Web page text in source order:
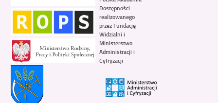
Dostępności
realizowanego
przez Fundację
Widzialni i
Ministerstwo
Administracji i
Cyfryzacji